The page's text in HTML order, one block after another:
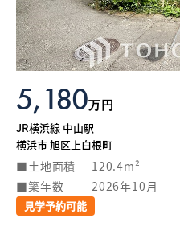
What’s
スペシャル
5,180万円
JR横浜線 中山駅
横浜市 旭区上白根町
土地面積 120.4m²
築年数
2026年10月
見学予約可能